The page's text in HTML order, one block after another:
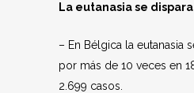
La eutanasia se dispara
– En Bélgica la eutanasia
por más de 10 veces en
2.699 casos.